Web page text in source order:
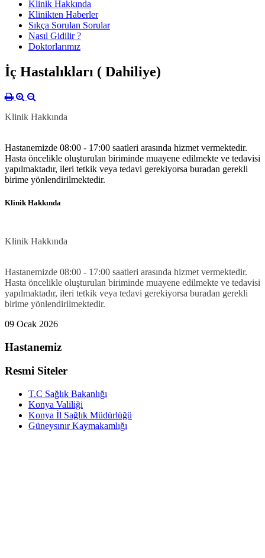
Klinik Hakkında
Klinikten Haberler
Sıkça Sorulan Sorular
Nasıl Gidilir ?
Doktorlarımız
İç Hastalıkları ( Dahiliye)
Klinik Hakkında
Hastanemizde 08:00 - 17:00 saatleri arasında hizmet vermektedir.
Hasta öncelikle oluşturulan biriminde muayene edilmekte ve tedavisi
yapılmaktadır, ileri tetkik veya tedavi gerekiyorsa buradan gerekli
birime yönlendirilmektedir.
Klinik Hakkında
Klinik Hakkında
Hastanemizde 08:00 - 17:00 saatleri arasında hizmet vermektedir.
Hasta öncelikle oluşturulan biriminde muayene edilmekte ve tedavisi
yapılmaktadır, ileri tetkik veya tedavi gerekiyorsa buradan gerekli
birime yönlendirilmektedir.
09 Ocak 2026
Hastanemiz
Resmi Siteler
T.C Sağlık Bakanlığı
Konya Valiliği
Konya İl Sağlık Müdürlüğü
Güneysınır Kaymakamlığı